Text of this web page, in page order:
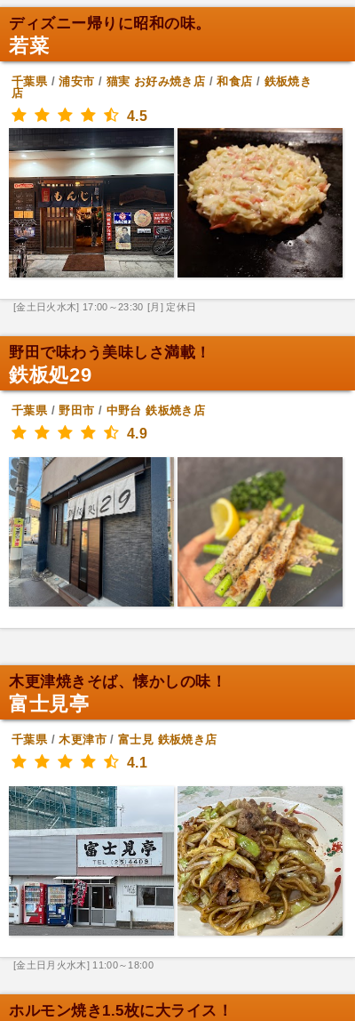
ディズニー帰りに昭和の味。
若菜
千葉県/浦安市 / 猫実 お好み焼き店 /和食店 / 鉄板焼き
店
4.5
[金土日火水木] 17:00～23:30 [月] 定休日
野田で味わう美味しさ満載！
鉄板処29
千葉県/野田市 / 中野台 鉄板焼き店
4.9
木更津焼きそば、懐かしの味！
富士見亭
千葉県/木更津市/富士見 鉄板焼き店
4.1
[金土日月火水木] 11:00～18:00
ホルモン焼き1.5枚に大ライス！